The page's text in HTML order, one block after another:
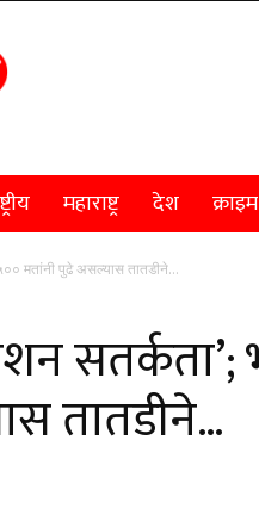
महाराष्ट्र देश क्राइम
मतांनी पुढे असल्यास तातडीने…
तातडीने…